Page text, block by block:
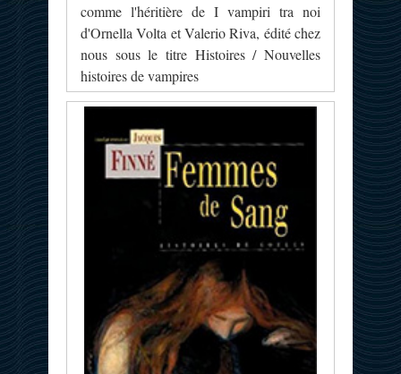
comme l'héritière de I vampiri tra noi
d'Ornella Volta et Valerio Riva, édité chez
nous sous le titre Histoires / Nouvelles
histoires de vampires